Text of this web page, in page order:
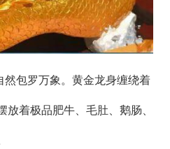
然包罗万象。黄金龙身缠绕着
着极品肥牛、毛肚、鹅肠、